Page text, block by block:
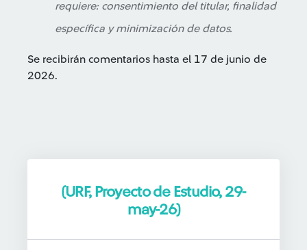
requiere: consentimiento del titular, finalidad
específica y minimización de datos.
Se recibirán comentarios hasta el 17 de junio de
2026.
(URF, Proyecto de Estudio, 29-
may-26)